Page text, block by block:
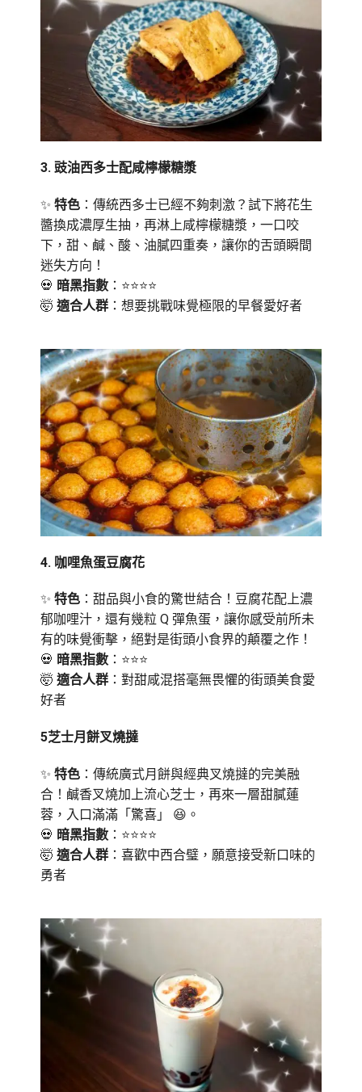
3️. 豉油西多士配咸檸檬糖漿
✨ 特色 ：傳統西多士已經不夠刺激？試下將花生
醬換成濃厚生抽，再淋上咸檸檬糖漿，一口咬
下，甜、鹹、酸、油膩四重奏，讓你的舌頭瞬間
迷失方向！
💀 暗黑指數 ：⭐⭐⭐⭐
🤯 適合人群 ：想要挑戰味覺極限的早餐愛好者
4️. 咖哩魚蛋豆腐花
✨ 特色 ：甜品與小食的驚世結合！豆腐花配上濃
郁咖哩汁，還有幾粒 Q 彈魚蛋，讓你感受前所未
有的味覺衝擊，絕對是街頭小食界的顛覆之作！
💀 暗黑指數 ：⭐⭐⭐
🤯 適合人群 ：對甜咸混搭毫無畏懼的街頭美食愛
好者
5️芝士月餅叉燒撻
✨ 特色 ：傳統廣式月餅與經典叉燒撻的完美融
合！鹹香叉燒加上流心芝士，再來一層甜膩蓮
蓉，入口滿滿「驚喜」 😆。
💀 暗黑指數 ：⭐⭐⭐⭐
🤯 適合人群 ：喜歡中西合璧，願意接受新口味的
勇者